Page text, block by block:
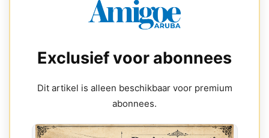
Exclusief voor abonnees
Dit artikel is alleen beschikbaar voor premium
abonnees.